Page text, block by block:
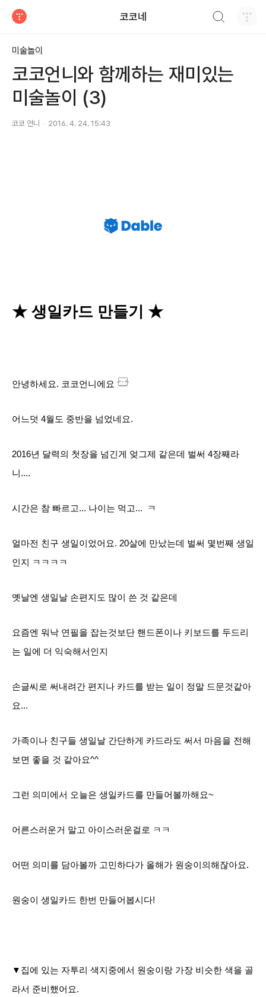
코코네
미술놀이
코코언니와 함께하는 재미있는
미술놀이 (3)
코코 언니 2016. 4. 24. 15:43
★ 생일카드 만들기 ★
안녕하세요. 코코언니에요
어느덧 4월도 중반을 넘었네요.
2016년 달력의 첫장을 넘긴게 엊그제 같은데 벌써 4장째라
니....
시간은 참 빠르고... 나이는 먹고... ㅋ
얼마전 친구 생일이었어요. 20살에 만났는데 벌써 몇번째 생일
인지 ㅋㅋㅋㅋ
옛날엔 생일날 손편지도 많이 쓴 것 같은데
요즘엔 워낙 연필을 잡는것보단 핸드폰이나 키보드를 두드리
는 일에 더 익숙해서인지
손글씨로 써내려간 편지나 카드를 받는 일이 정말 드문것같아
요...
가족이나 친구들 생일날 간단하게 카드라도 써서 마음을 전해
보면 좋을 것 같아요^^
그런 의미에서 오늘은 생일카드를 만들어볼까해요~
어른스러운거 말고 아이스러운걸로 ㅋㅋ
어떤 의미를 담아볼까 고민하다가 올해가 원숭이의해잖아요.
원숭이 생일카드 한번 만들어봅시다!
▼집에 있는 자투리 색지중에서 원숭이랑 가장 비슷한 색을 골
라서 준비했어요.